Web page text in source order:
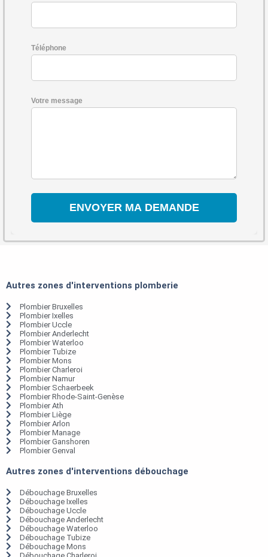
Téléphone
Votre message
Autres zones d'interventions plomberie
Plombier Bruxelles
Plombier Ixelles
Plombier Uccle
Plombier Anderlecht
Plombier Waterloo
Plombier Tubize
Plombier Mons
Plombier Charleroi
Plombier Namur
Plombier Schaerbeek
Plombier Rhode-Saint-Genèse
Plombier Ath
Plombier Liège
Plombier Arlon
Plombier Manage
Plombier Ganshoren
Plombier Genval
Autres zones d'interventions débouchage
Débouchage Bruxelles
Débouchage Ixelles
Débouchage Uccle
Débouchage Anderlecht
Débouchage Waterloo
Débouchage Tubize
Débouchage Mons